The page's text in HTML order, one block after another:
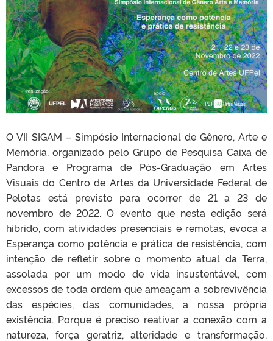
O VII SIGAM – Simpósio Internacional de Gênero, Arte e
Memória, organizado pelo Grupo de Pesquisa Caixa de
Pandora e Programa de Pós-Graduação em Artes
Visuais do Centro de Artes da Universidade Federal de
Pelotas está previsto para ocorrer de 21 a 23 de
novembro de 2022. O evento que nesta edição será
híbrido, com atividades presenciais e remotas, evoca a
Esperança como potência e prática de resistência, com
intenção de refletir sobre o momento atual da Terra,
assolada por um modo de vida insustentável, com
excessos de toda ordem que ameaçam a sobrevivência
das espécies, das comunidades, a nossa própria
existência. Porque é preciso reativar a conexão com a
natureza, força geratriz, alteridade e transformação,